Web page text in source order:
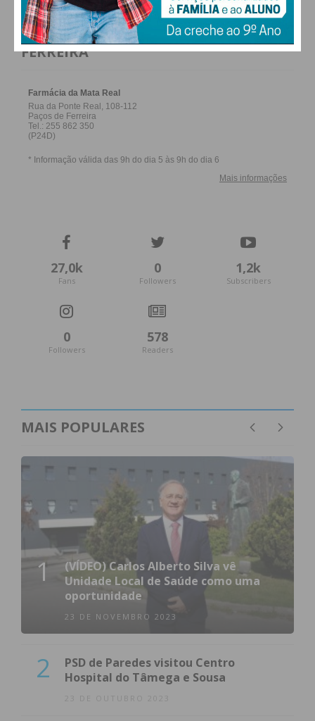
FARMACIAS DE SERVIÇO EM PAÇOS DE
FERREIRA
27,0k
Fans
0
Followers
1,2k
Subscribers
0
Followers
578
Readers
MAIS POPULARES
1
(VÍDEO) Carlos Alberto Silva vê
Unidade Local de Saúde como uma
oportunidade
23 DE NOVEMBRO 2023
2
PSD de Paredes visitou Centro
Hospital do Tâmega e Sousa
23 DE OUTUBRO 2023